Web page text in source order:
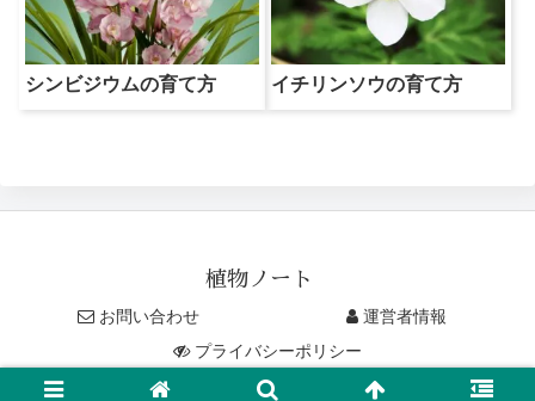
シンビジウムの育て方 イチリンソウの育て方
植物ノート
お問い合わせ
運営者情報
プライバシーポリシー
© 2019-2026 植物ノート.